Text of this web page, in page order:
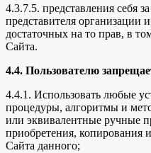
4.3.7.5. представления себя
представителя организации
достаточных на то прав, в
Сайта.
4.4. Пользователю
4.4.1. Использовать любые
процедуры, алгоритмы и
или эквивалентные ручные
приобретения, копирования
Сайта данного;